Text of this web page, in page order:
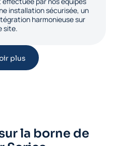
installation sécurisée, un
harmonieuse sur
site.
plus
la borne de